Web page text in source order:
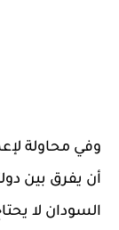
وفي محاولة
أن يفرق بين
السودان لا